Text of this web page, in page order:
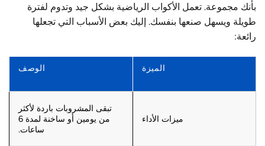
بأنك مجموعة. تعمل الأكواب الرياضية بشكل جيد وتدوم لفترة
طويلة ويسهل صنعها بنفسك. إليك بعض الأسباب التي تجعلها
رائعة:
الميزة الوصف
ميزات الأداء
تبقى المشروبات باردة لأكثر
من يومين أو ساخنة لمدة 6
ساعات.